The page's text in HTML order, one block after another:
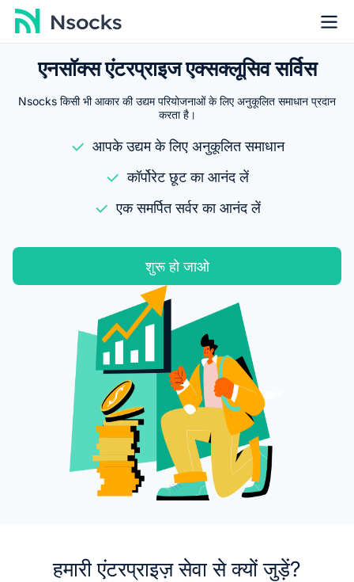
एनसॉक्स एंटरप्राइज एक्सक्लूसिव सर्विस
Nsocks किसी भी आकार की उद्यम परियोजनाओं के लिए अनुकूलित समाधान प्रदान
करता है।
आपके उद्यम के लिए अनुकूलित समाधान
कॉर्पोरेट छूट का आनंद लें
एक समर्पित सर्वर का आनंद लें
शुरू हो जाओ
हमारी एंटरप्राइज़ सेवा से क्यों जुड़ें?